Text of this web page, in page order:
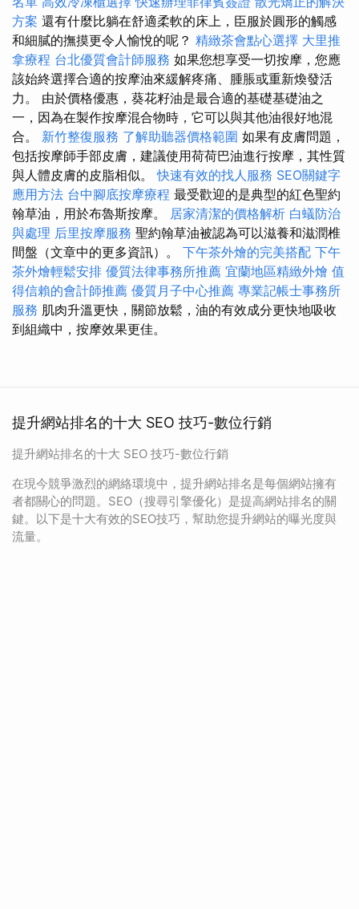
方案 還有什麼比躺在舒適柔軟的床上，臣服於圓形的觸感
和細膩的撫摸更令人愉悅的呢？ 精緻茶會點心選擇 大里推
拿療程 台北優質會計師服務 如果您想享受一切按摩，您應
該始終選擇合適的按摩油來緩解疼痛、腫脹或重新煥發活
力。 由於價格優惠，葵花籽油是最合適的基礎基礎油之
一，因為在製作按摩混合物時，它可以與其他油很好地混
合。 新竹整復服務 了解助聽器價格範圍 如果有皮膚問題，
包括按摩師手部皮膚，建議使用荷荷巴油進行按摩，其性質
與人體皮膚的皮脂相似。快速有效的找人服務 SEO關鍵字
應用方法 台中腳底按摩療程 最受歡迎的是典型的紅色聖約
翰草油，用於布魯斯按摩。 居家清潔的價格解析 白蟻防治
與處理 后里按摩服務 聖約翰草油被認為可以滋養和滋潤椎
間盤（文章中的更多資訊）。 下午茶外燴的完美搭配 下午
茶外燴輕鬆安排 優質法律事務所推薦 宜蘭地區精緻外燴 值
得信賴的會計師推薦 優質月子中心推薦 專業記帳士事務所
服務 肌肉升溫更快，關節放鬆，油的有效成分更快地吸收
到組織中，按摩效果更佳。
提升網站排名的十大 SEO 技巧-數位行銷
提升網站排名的十大 SEO 技巧-數位行銷
在現今競爭激烈的網絡環境中，提升網站排名是每個網站擁有
者都關心的問題。SEO（搜尋引擎優化）是提高網站排名的關
鍵。以下是十大有效的SEO技巧，幫助您提升網站的曝光度與
流量。